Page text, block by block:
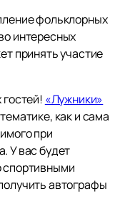
фольклорных
интересных
принять участие
«Лужники»
как и сама
при
У вас будет
спортивными
автографы